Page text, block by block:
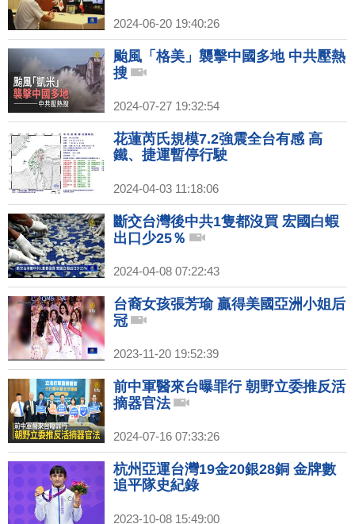
2024-06-20 19:40:26
颱風「格美」襲擊中國多地 中共壓熱
搜
2024-07-27 19:32:54
花蓮芮氏規模7.2強震全台有感 高
鐵、捷運暫停行駛
2024-04-03 11:18:06
斷交台灣後中共1隻都沒買 宏國白蝦
出口少25％
2024-04-08 07:22:43
台裔女孩張芳瑜 贏得美國亞洲小姐后
冠
2023-11-20 19:52:39
前中軍醫來台曝罪行 朝野立委推反活
摘器官法
2024-07-16 07:33:26
杭州亞運台灣19金20銀28銅 金牌數
追平隊史紀錄
2023-10-08 15:49:00